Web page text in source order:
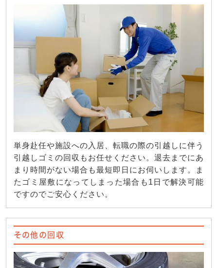
単身赴任や施設への入居、転職の際の引越しに伴う
引越しゴミの回収もお任せください。退去までにあ
まり時間がない場合も最短即日にお伺いします。ま
たゴミ屋敷になってしまった場合も1日で解決可能
ですのでご安心ください。
その他の回収